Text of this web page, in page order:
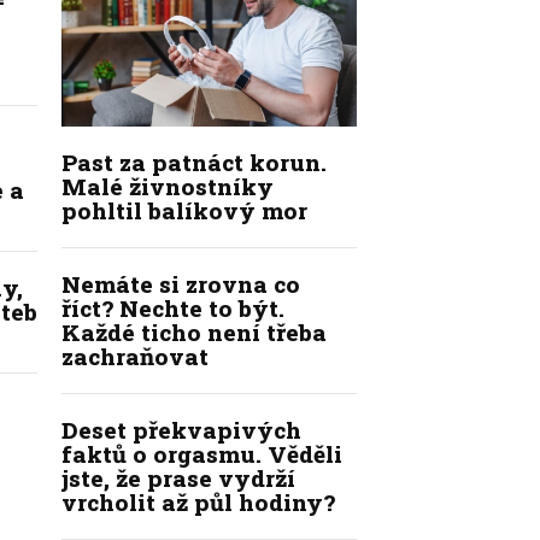
a
Past za patnáct korun.
Malé živnostníky
pohltil balíkový mor
Nemáte si zrovna co
říct? Nechte to být.
Každé ticho není třeba
zachraňovat
Deset překvapivých
faktů o orgasmu. Věděli
jste, že prase vydrží
vrcholit až půl hodiny?